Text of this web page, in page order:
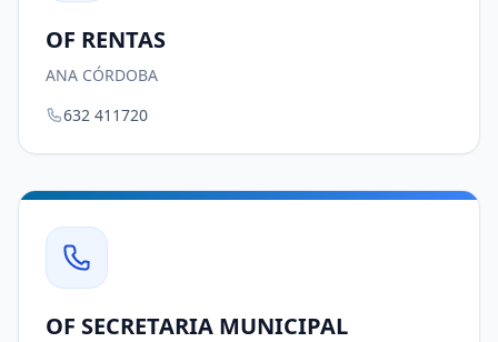
OF RENTAS
ANA CÓRDOBA
632 411720
OF SECRETARIA MUNICIPAL